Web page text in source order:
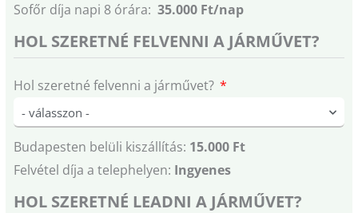
Sofőr díja napi 8 órára: 35.000 Ft/nap
HOL SZERETNÉ FELVENNI A JÁRMŰVET?
Hol szeretné felvenni a járművet?
Budapesten belüli kiszállítás: 15.000 Ft
Felvétel díja a telephelyen: Ingyenes
HOL SZERETNÉ LEADNI A JÁRMŰVET?